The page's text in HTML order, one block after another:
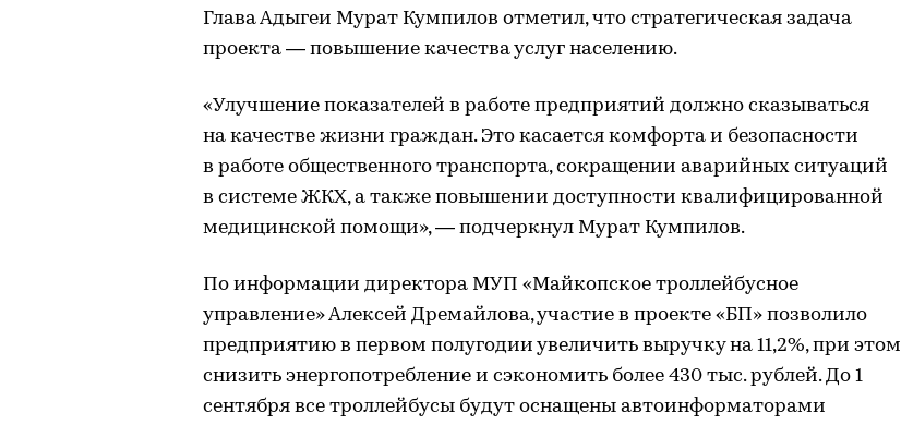
Глава Адыгеи Мурат Кумпилов отметил, что стратегическая задача
проекта — повышение качества услуг населению.
«Улучшение показателей в работе предприятий должно сказываться
на качестве жизни граждан. Это касается комфорта и безопасности
в работе общественного транспорта, сокращении аварийных ситуаций
в системе ЖКХ, а также повышении доступности квалифицированной
медицинской помощи», — подчеркнул Мурат Кумпилов.
По информации директора МУП «Майкопское троллейбусное
управление» Алексей Дремайлова, участие в проекте «БП» позволило
предприятию в первом полугодии увеличить выручку на 11,2%, при этом
снизить энергопотребление и сэкономить более 430 тыс. рублей. До 1
сентября все троллейбусы будут оснащены автоинформаторами